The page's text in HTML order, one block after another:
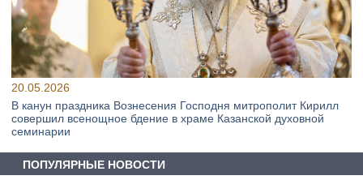
20.05.2026
В канун праздника Вознесения Господня митрополит Кирилл
совершил всенощное бдение в храме Казанской духовной
семинарии
ПОПУЛЯРНЫЕ НОВОСТИ